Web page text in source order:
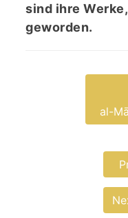
sind ihre
geworden.
al-